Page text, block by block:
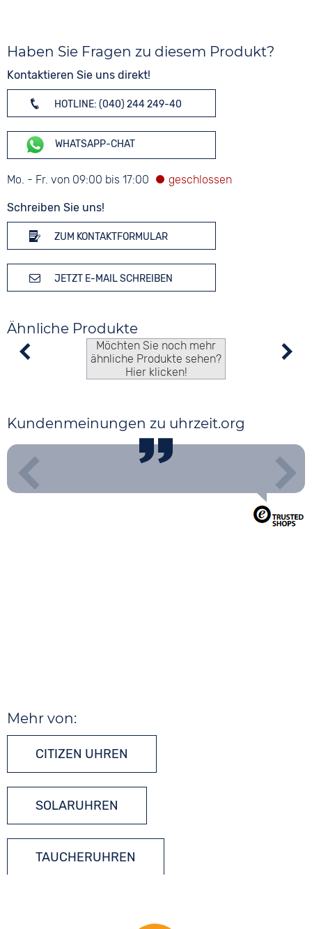
Haben Sie Fragen zu diesem Produkt?
Kontaktieren Sie uns direkt!
HOTLINE: (040) 244 249-40
WHATSAPP-CHAT
Mo. - Fr. von 09:00 bis 17:00
Schreiben Sie uns!
ZUM KONTAKTFORMULAR
JETZT E-MAIL SCHREIBEN
Ähnliche Produkte
Möchten Sie noch mehr
ähnliche Produkte sehen?
Hier klicken!
Kundenmeinungen zu uhrzeit.org
Mehr von:
CITIZEN UHREN
SOLARUHREN
TAUCHERUHREN